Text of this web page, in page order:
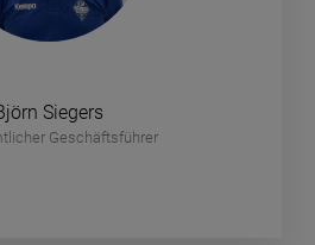
Siegers
Geschäftsführer